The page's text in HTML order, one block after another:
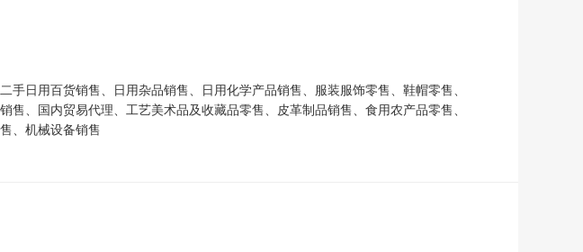
日用百货销售、日用杂品销售、日用化学产品销售、服装服饰零售、鞋帽零售、
、国内贸易代理、工艺美术品及收藏品零售、皮革制品销售、食用农产品零售、
、机械设备销售